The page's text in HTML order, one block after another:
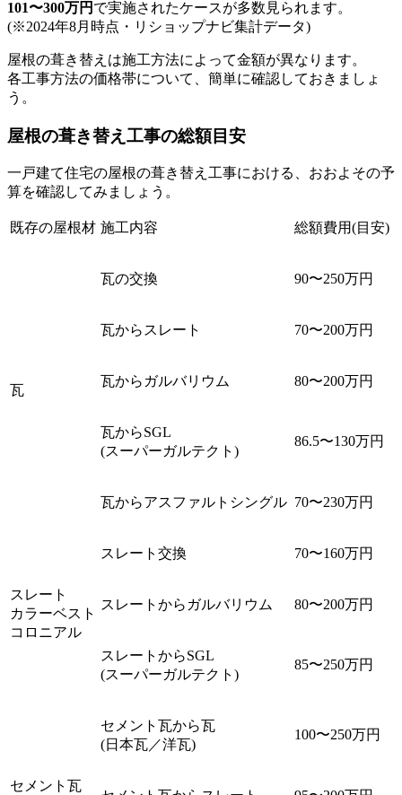
101〜300万円 で実施されたケースが多数見られます。
(※2024年8月時点・リショップナビ集計データ)
屋根の葺き替えは施工方法によって金額が異なります。
各工事方法の価格帯について、簡単に確認しておきましょ
う。
屋根の葺き替え工事の総額目安
一戸建て住宅の屋根の葺き替え工事における、おおよその予
算を確認してみましょう。
既存の屋根材 施工内容 総額費用(目安)
瓦
瓦の交換 90〜250万円
瓦からスレート 70〜200万円
瓦からガルバリウム 80〜200万円
瓦からSGL
(スーパーガルテクト)
86.5〜130万円
瓦からアスファルトシングル 70〜230万円
スレート
カラーベスト
コロニアル
スレート交換 70〜160万円
スレートからガルバリウム 80〜200万円
スレートからSGL
(スーパーガルテクト)
85〜250万円
セメント瓦
セメント瓦から瓦
(日本瓦／洋瓦)
100〜250万円